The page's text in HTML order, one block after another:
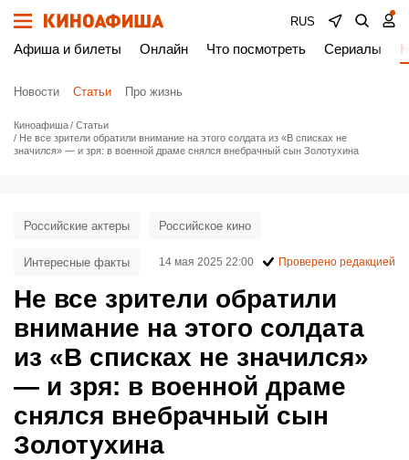
RUS
Афиша и билеты Онлайн Что посмотреть Сериалы
Новости Статьи Про жизнь
Киноафиша
Статьи
Не все зрители обратили внимание на этого солдата из «В списках не
значился» — и зря: в военной драме снялся внебрачный сын Золотухина
Не все зрители обратили
внимание на этого солдата
из «В списках не значился»
— и зря: в военной драме
снялся внебрачный сын
Золотухина
Российские актеры Российское кино
Интересные факты 14 мая 2025 22:00 Проверено редакцией